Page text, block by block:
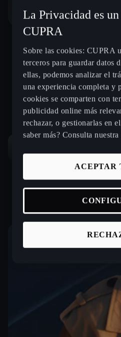
La Privacidad es
CUPRA
Sobre las cookies: CUPRA
terceros para guardar datos
ellas, podemos analizar el
una experiencia completa y
cookies se comparten con
publicidad online más
rechazar, o gestionarlas en
saber más? Consulta nuestra
ACEPTAR